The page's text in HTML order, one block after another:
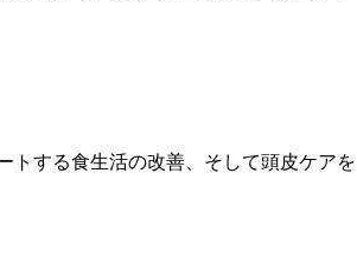
トする食生活の改善、そして頭皮ケアを